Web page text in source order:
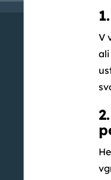
V
ali